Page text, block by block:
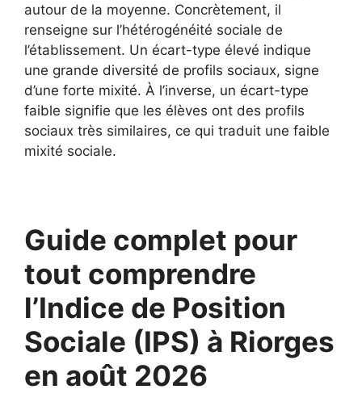
autour de la moyenne. Concrètement, il
renseigne sur l’hétérogénéité sociale de
l’établissement. Un écart-type élevé indique
une grande diversité de profils sociaux, signe
d’une forte mixité. À l’inverse, un écart-type
faible signifie que les élèves ont des profils
sociaux très similaires, ce qui traduit une faible
mixité sociale.
Guide complet pour
tout comprendre
l’Indice de Position
Sociale (IPS) à Riorges
en août 2026